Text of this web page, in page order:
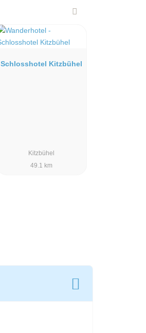
Schlosshotel Kitzbühel
Kitzbühel
49.1 km